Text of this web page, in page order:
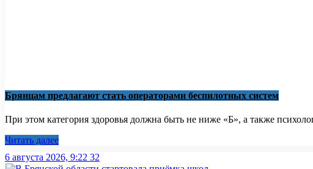
Брянцам предлагают стать оперaторами бeспилотных систeм
При этом категория здоровья должна быть не ниже «Б», а также
Читать далее
6 августа 2026, 9:22 32